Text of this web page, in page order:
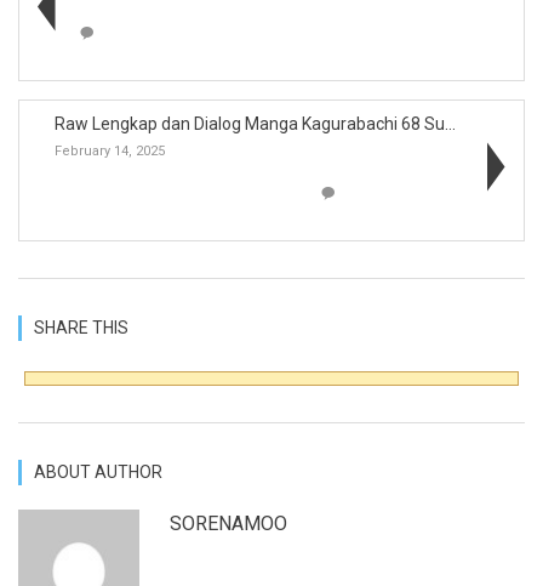
February 14, 2025
SHARE THIS
ABOUT AUTHOR
SORENAMOO